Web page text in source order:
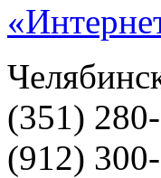
(351)
(912)